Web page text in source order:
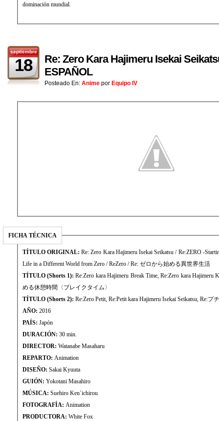
dominación mundial.
septiembre
18
Re: Zero Kara Hajimeru Isekai
ESPAÑOL
Posteado En: Anime por Equipo IV
FICHA TÉCNICA
TÍTULO ORIGINAL: Re: Zero Kara Hajimeru Isekai Seikatsu / Re:ZERO -
Life in a Different World from Zero / ReZero / Re: ゼロから始める異世界生活
TÍTULO (Shorts 1): Re:Zero kara Hajimeru Break Time, Re:Zero kara
める休憩時間〈ブレイクタイム〉
TÍTULO (Shorts 2): Re:Zero Petit, Re:Petit kara Hajimeru Isekai Seikatsu, Re:
AÑO: 2016
PAÍS: Japón
DURACIÓN: 30 min.
DIRECTOR: Watanabe Masaharu
REPARTO: Animation
DISEÑO: Sakai Kyuuta
GUIÓN: Yokotani Masahiro
MÚSICA: Suehiro Ken`ichirou
FOTOGRAFÍA: Animation
PRODUCTORA: White Fox